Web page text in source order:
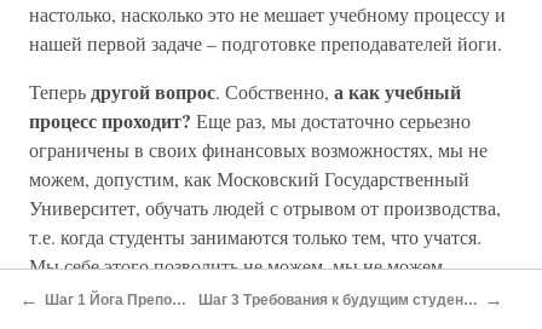
настолько, насколько это не мешает учебному процессу и
нашей первой задаче – подготовке преподавателей йоги.
Теперьдругой вопрос. Собственно, а как учебный
процесс проходит? Еще раз, мы достаточно серьезно
ограничены в своих финансовых возможностях, мы не
можем, допустим, как Московский Государственный
Университет, обучать людей с отрывом от производства,
т.е. когда студенты занимаются только тем, что учатся.
Мы себе этого позволить не можем, мы не можем
позволить себе выплачивать стипендии студентам или
← Шаг 1 Йога Преподавания Шаг 3 Требования к будущим студентам. Часть 2-я. →